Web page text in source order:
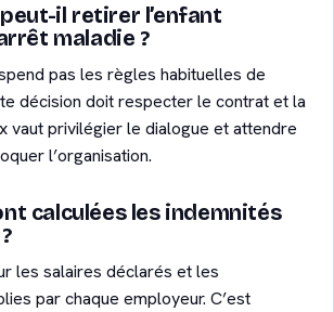
peut-il retirer l’enfant
maladie ?
pas les règles habituelles de
décision doit respecter le contrat et la
vaut privilégier le dialogue et attendre
l’organisation.
calculées les indemnités
les salaires déclarés et les
par chaque employeur. C’est